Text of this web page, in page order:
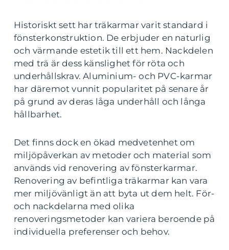
Historiskt sett har träkarmar varit standard i
fönsterkonstruktion. De erbjuder en naturlig
och värmande estetik till ett hem. Nackdelen
med trä är dess känslighet för röta och
underhållskrav. Aluminium- och PVC-karmar
har däremot vunnit popularitet på senare år
på grund av deras låga underhåll och långa
hållbarhet.
Det finns dock en ökad medvetenhet om
miljöpåverkan av metoder och material som
används vid renovering av fönsterkarmar.
Renovering av befintliga träkarmar kan vara
mer miljövänligt än att byta ut dem helt. För-
och nackdelarna med olika
renoveringsmetoder kan variera beroende på
individuella preferenser och behov.